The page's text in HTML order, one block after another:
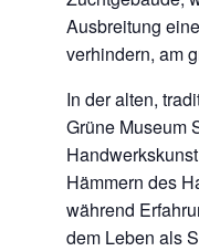
Ausbreitung
verhindern, am
In der alten,
Grüne Museum
Hämmern des
während
dem Leben als